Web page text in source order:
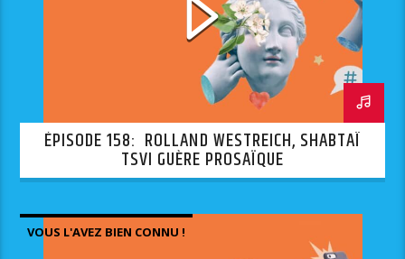
ÉPISODE 158: ROLLAND WESTREICH, SHABTAÏ
TSVI GUÈRE PROSAÏQUE
VOUS L'AVEZ BIEN CONNU !